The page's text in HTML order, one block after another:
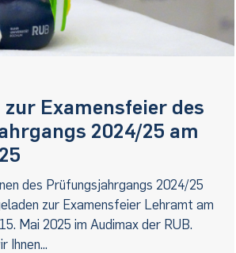
Examensfeier des
2024/25 am
des Prüfungsjahrgangs 2024/25
zur Examensfeier Lehramt am
Mai 2025 im Audimax der RUB.
Ihnen...